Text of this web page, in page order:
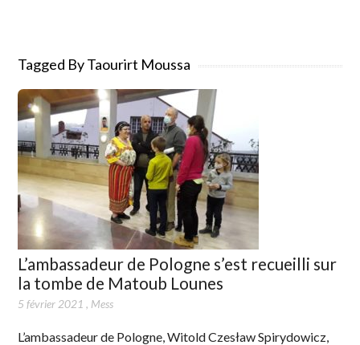
Tagged By Taourirt Moussa
L’ambassadeur de Pologne s’est recueilli sur
la tombe de Matoub Lounes
5 février 2021 , Mess
L’ambassadeur de Pologne, Witold Czesław Spirydowicz,